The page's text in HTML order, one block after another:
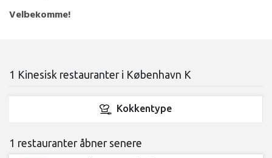
Velbekomme!
1 Kinesisk restauranter i København K
Kokkentype
1 restauranter åbner senere